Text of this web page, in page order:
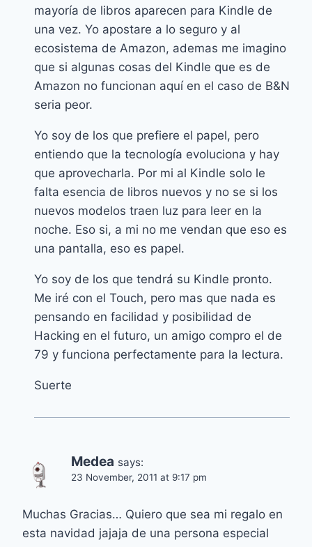
mayoría de libros aparecen para Kindle de
una vez. Yo apostare a lo seguro y al
ecosistema de Amazon, ademas me imagino
que si algunas cosas del Kindle que es de
Amazon no funcionan aquí en el caso de B&N
seria peor.
Yo soy de los que prefiere el papel, pero
entiendo que la tecnología evoluciona y hay
que aprovecharla. Por mi al Kindle solo le
falta esencia de libros nuevos y no se si los
nuevos modelos traen luz para leer en la
noche. Eso si, a mi no me vendan que eso es
una pantalla, eso es papel.
Yo soy de los que tendrá su Kindle pronto.
Me iré con el Touch, pero mas que nada es
pensando en facilidad y posibilidad de
Hacking en el futuro, un amigo compro el de
79 y funciona perfectamente para la lectura.
Suerte
Medea says:
23 November, 2011 at 9:17 pm
Muchas Gracias… Quiero que sea mi regalo en
esta navidad jajaja de una persona especial